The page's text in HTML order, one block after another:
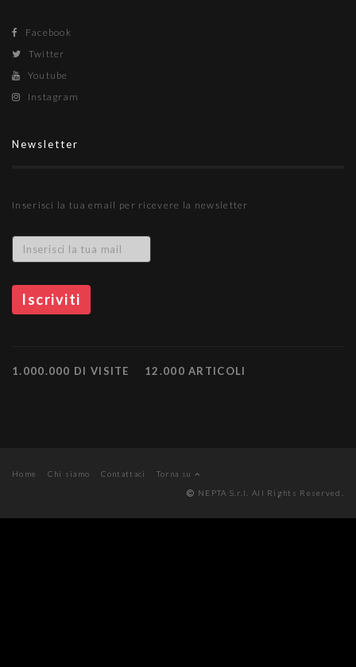
Facebook
Twitter
Youtube
Instagram
Newsletter
Inserisci la tua email per ricevere la newsletter
1.000.000 DI VISITE 12.000 ARTICOLI
Home Chi siamo Contattaci
Torna su
NEPTA S.r.l. All Rights Reserved.